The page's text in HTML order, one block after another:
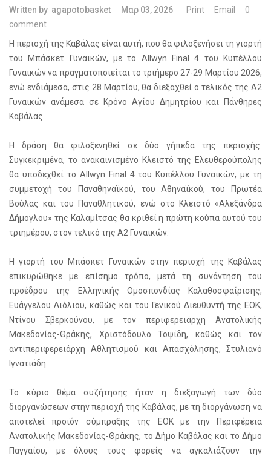
Written by agapotobasket Μαρ 03, 2026 Print Email
0
comment
Η περιοχή της Καβάλας είναι αυτή, που θα φιλοξενήσει τη γιορτή
του Μπάσκετ Γυναικών, με το Allwyn Final 4 του Κυπέλλου
Γυναικών να πραγματοποιείται το τριήμερο 27-29 Μαρτίου 2026,
ενώ ενδιάμεσα, στις 28 Μαρτίου, θα διεξαχθεί ο τελικός της Α2
Γυναικών ανάμεσα σε Κρόνο Αγίου Δημητρίου και Πάνθηρες
Καβάλας.
Η δράση θα φιλοξενηθεί σε δύο γήπεδα της περιοχής.
Συγκεκριμένα, το ανακαινισμένο Κλειστό της Ελευθερούπολης
θα υποδεχθεί το Allwyn Final 4 του Κυπέλλου Γυναικών, με τη
συμμετοχή του Παναθηναϊκού, του Αθηναϊκού, του Πρωτέα
Βούλας και του Παναθλητικού, ενώ στο Κλειστό «Αλεξάνδρα
Δήμογλου» της Καλαμίτσας θα κριθεί η πρώτη κούπα αυτού του
τριημέρου, στον τελικό της Α2 Γυναικών.
Η γιορτή του Μπάσκετ Γυναικών στην περιοχή της Καβάλας
επικυρώθηκε με επίσημο τρόπο, μετά τη συνάντηση του
προέδρου της Ελληνικής Ομοσπονδίας Καλαθοσφαίρισης,
Ευάγγελου Λιόλιου, καθώς και του Γενικού Διευθυντή της ΕΟΚ,
Ντίνου Σβερκούνου, με τον περιφερειάρχη Ανατολικής
Μακεδονίας-Θράκης, Χριστόδουλο Τοψίδη, καθώς και τον
αντιπεριφερειάρχη Αθλητισμού και Απασχόλησης, Στυλιανό
Ιγνατιάδη.
Το κύριο θέμα συζήτησης ήταν η διεξαγωγή των δύο
διοργανώσεων στην περιοχή της Καβάλας, με τη διοργάνωση να
αποτελεί προϊόν σύμπραξης της ΕΟΚ με την Περιφέρεια
Ανατολικής Μακεδονίας-Θράκης, το Δήμο Καβάλας και το Δήμο
Παγγαίου, με όλους τους φορείς να αγκαλιάζουν την